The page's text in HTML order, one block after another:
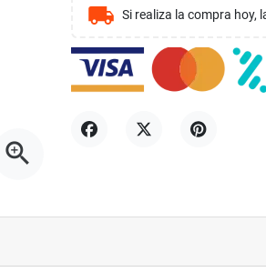
zoom_in
local_shipping Si realiza la compra hoy,